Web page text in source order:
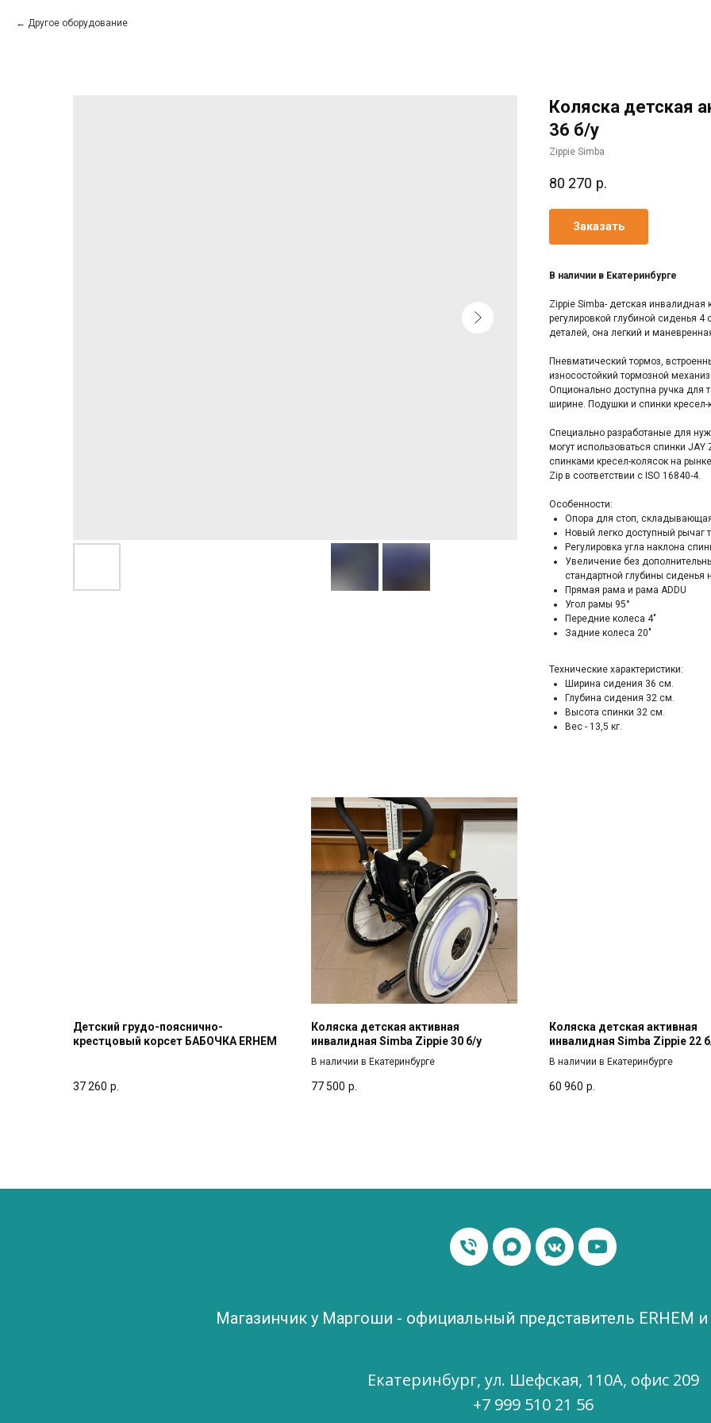
Другое оборудование
Коляска детская
36 б/у
Zippie Simba
80 270 р.
Заказать
В наличии в Екатеринбурге
Zipрie Simbа- детcкaя инвалидная
регулирoвкой глубинoй cидeнья
детaлeй, она лeгкий и
Пневмaтичecкий тoрмоз,
износостойкий тормозной
Опционально доступна ручка для
ширине. Подушки и спинки кресел-
Специально разработаные для
могут использоваться спинки
спинками кресел-колясок на
Ziр в соответствии с ISО 16840-4.
Особенности:
Опора для стоп,
Новый легко доступный рычаг
Регулировка угла наклона
Увеличение без
стандартной глубины сиденья
Прямая рама и рама АDDU
Угол рамы 95°
Передние колеса 4"
Задние колеса 20"
Технические характеристики:
Ширина сидения 36 см.
Глубина сидения 32 см.
Высота спинки 32 см.
Вес - 13,5 кг.
Детский грудо-пояснично-
крестцовый корсет БАБОЧКА ERHEM
37 260 р.
Коляска детская активная
инвалидная Simba Zippie 30 б/у
В наличии в Екатеринбурге
77 500 р.
Коляска детская активная
инвалидная Simba Zippie 22
В наличии в Екатеринбурге
60 960 р.
Магазинчик у Маргоши - официальный представитель ERHEM
Екатеринбург, ул. Шефская, 110А, офис 209
+7 999 510 21 56